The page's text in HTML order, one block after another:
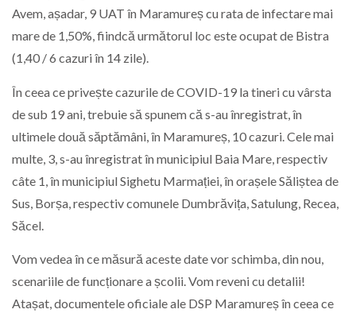
Avem, așadar, 9 UAT în Maramureș cu rata de infectare mai
mare de 1,50%, fiindcă următorul loc este ocupat de Bistra
(1,40 / 6 cazuri în 14 zile).
În ceea ce privește cazurile de COVID-19 la tineri cu vârsta
de sub 19 ani, trebuie să spunem că s-au înregistrat, în
ultimele două săptămâni, în Maramureș, 10 cazuri. Cele mai
multe, 3, s-au înregistrat în municipiul Baia Mare, respectiv
câte 1, în municipiul Sighetu Marmației, în orașele Săliștea de
Sus, Borșa, respectiv comunele Dumbrăvița, Satulung, Recea,
Săcel.
Vom vedea în ce măsură aceste date vor schimba, din nou,
scenariile de funcționare a școlii. Vom reveni cu detalii!
Atașat, documentele oficiale ale DSP Maramureș în ceea ce